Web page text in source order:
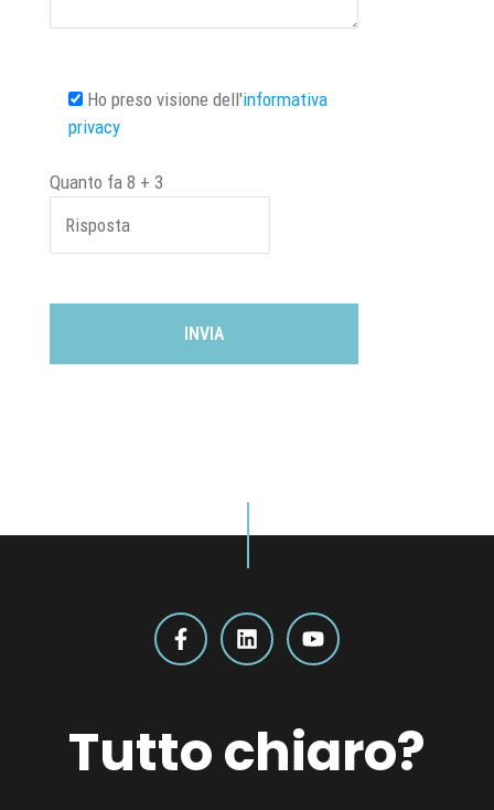
Ho preso visione dell'informativa
privacy
Quanto fa 8 + 3
Tutto chiaro?